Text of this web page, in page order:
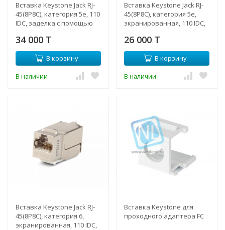
Вставка Keystone Jack RJ-
45(8P8C), категория 5e, 110
IDC, заделка с помощью
34 000 T
В корзину
В наличии
Вставка Keystone Jack RJ-
45(8P8C), категория 5e,
экранированная, 110 IDC,
TOOL, белая
26 000 T
В корзину
В наличии
Вставка Keystone Jack RJ-
45(8P8C), категория 6,
экранированная, 110 IDC,
Вставка Keystone для
проходного адаптера FC